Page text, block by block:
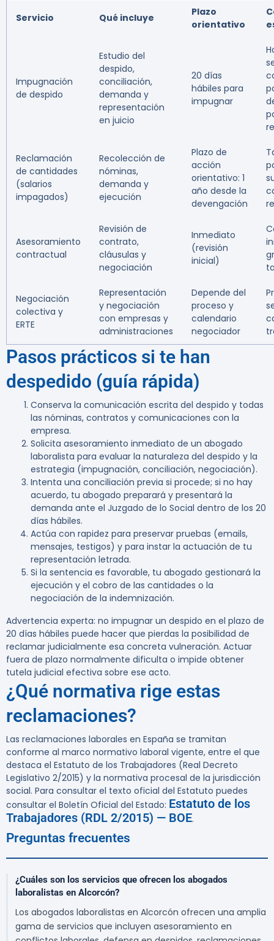
Servicio Qué incluye
Plazo
orientativo
Impugnación
de despido
Estudio del
despido,
conciliación,
demanda y
representación
en juicio
20 días
hábiles para
impugnar
Reclamación
de cantidades
(salarios
impagados)
Recolección de
nóminas,
demanda y
ejecución
Plazo de
acción
orientativo: 1
año desde la
devengación
Asesoramiento
contractual
Revisión de
contrato,
cláusulas y
negociación
Inmediato
(revisión
inicial)
Negociación
colectiva y
ERTE
Representación
y negociación
con empresas y
administraciones
Depende del
proceso y
calendario
negociador
Pasos prácticos si te han
despedido (guía rápida)
Conserva la comunicación escrita del despido y todas
las nóminas, contratos y comunicaciones con la
empresa.
Solicita asesoramiento inmediato de un abogado
laboralista para evaluar la naturaleza del despido y la
estrategia (impugnación, conciliación, negociación).
Intenta una conciliación previa si procede; si no hay
acuerdo, tu abogado preparará y presentará la
demanda ante el Juzgado de lo Social dentro de los 20
días hábiles.
Actúa con rapidez para preservar pruebas (emails,
mensajes, testigos) y para instar la actuación de tu
representación letrada.
Si la sentencia es favorable, tu abogado gestionará la
ejecución y el cobro de las cantidades o la
negociación de la indemnización.
Advertencia experta: no impugnar un despido en el plazo de
20 días hábiles puede hacer que pierdas la posibilidad de
reclamar judicialmente esa concreta vulneración. Actuar
fuera de plazo normalmente dificulta o impide obtener
tutela judicial efectiva sobre ese acto.
¿Qué normativa rige estas
reclamaciones?
Las reclamaciones laborales en España se tramitan
conforme al marco normativo laboral vigente, entre el que
destaca el Estatuto de los Trabajadores (Real Decreto
Legislativo 2/2015) y la normativa procesal de la jurisdicción
social. Para consultar el texto oficial del Estatuto puedes
consultar el Boletín Oficial del Estado: Estatuto de los
Trabajadores (RDL 2/2015) — BOE.
Preguntas frecuentes
¿Cuáles son los servicios que ofrecen los abogados
laboralistas en Alcorcón?
Los abogados laboralistas en Alcorcón ofrecen una amplia
gama de servicios que incluyen asesoramiento en